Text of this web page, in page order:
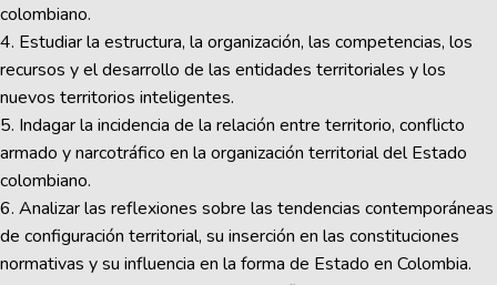
colombiano.
4. Estudiar la estructura, la organización, las competencias, los
recursos y el desarrollo de las entidades territoriales y los
nuevos territorios inteligentes.
5. Indagar la incidencia de la relación entre territorio, conflicto
armado y narcotráfico en la organización territorial del Estado
colombiano.
6. Analizar las reflexiones sobre las tendencias contemporáneas
de configuración territorial, su inserción en las constituciones
normativas y su influencia en la forma de Estado en Colombia.